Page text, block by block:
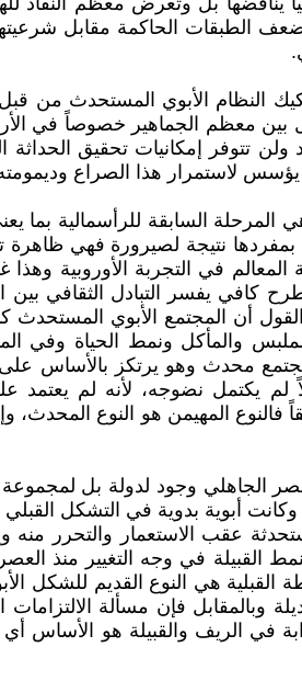
الطبقات الحاكمة مقابل
النظام الأبوي المستحدث من قبل
معظم الجماهير خصوصاً في
تتوفر إمكانيات تحقيق
يؤسس لاستمرار هذا الصراع
السابقة للرأسمالية بما
بمفردها نتيجة لصيرورة فهي
في التجربة الأوروبية وهذا
كافي يفسر التبادل الثقافي بين
أن المجتمع الأبوي المستحدث كان
الملبس والمأكل ونمط الحياة
محدث وهو يرتكز
لم يكتمل نضوجه، لأنه لم
المهيمن هو النوع المحدث،
الجاهلي وجود لدولة بل
أبوية بدوية في التشكل
عقب الاستعمار والتحرر
لنمط القبيلة في وجه التغيير
القبلية هي النوع القديم للشكل
وبالمقابل فإن مسألة
الريف والقبيلة هو الأساس أي